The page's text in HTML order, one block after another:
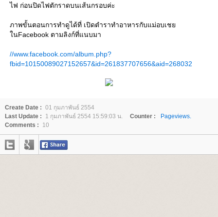
ไฟ ก่อนปิดไฟตักราดบนเส้นกรอบค่ะ
ภาพขั้นตอนการทำดูได้ที่ เปิดตำราทำอาหารกับแม่อบเช
นFacebook ตามลิงก์ที่แนบมา
//www.facebook.com/album.php?
fbid=10150089027152657&id=261837707656&aid=268032
Create Date : 01 กุมภาพันธ์ 2554
Last Update :
1 กุมภาพันธ์ 2554 15:59:03 น. Counter :
Pageviews.
Comments :
10